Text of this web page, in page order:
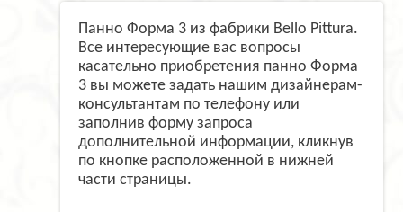
Панно Форма 3 из фабрики Bello Pittura.
Все интересующие вас вопросы
касательно приобретения панно Форма
3 вы можете задать нашим дизайнерам-
консультантам по телефону или
заполнив форму запроса
дополнительной информации, кликнув
по кнопке расположенной в нижней
части страницы.